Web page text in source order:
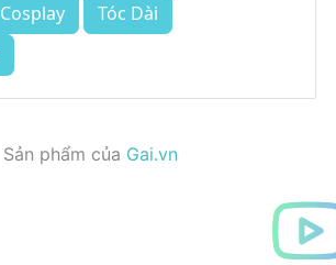
Cosplay
Tóc Dài
Sản phẩm của Gai.vn